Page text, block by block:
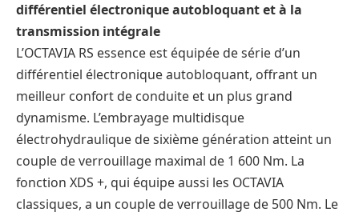
différentiel électronique autobloquant et à la
transmission intégrale
L’OCTAVIA RS essence est équipée de série d’un
différentiel électronique autobloquant, offrant un
meilleur confort de conduite et un plus grand
dynamisme. L’embrayage multidisque
électrohydraulique de sixième génération atteint un
couple de verrouillage maximal de 1 600 Nm. La
fonction XDS +, qui équipe aussi les OCTAVIA
classiques, a un couple de verrouillage de 500 Nm. Le